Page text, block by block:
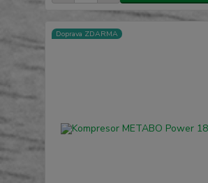
Doprava ZDARMA